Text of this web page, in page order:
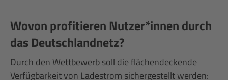
Wovon profitieren Nutzer*innen durch
das Deutschlandnetz?
Durch den Wettbewerb soll die flächendeckende
Verfügbarkeit von Ladestrom sichergestellt werden: